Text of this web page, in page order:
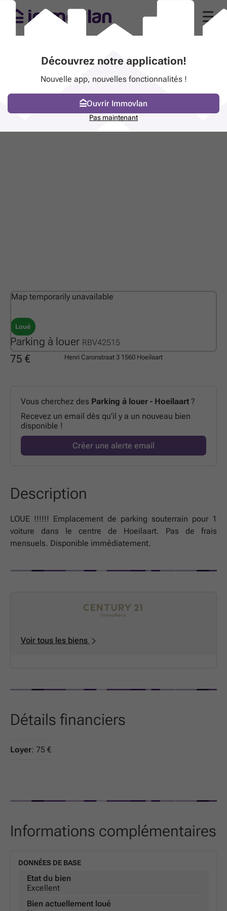
Parking à louer RBV42515
Loué
75 €
Map temporarily unavailable
Henri Caronstraat 3 1560 Hoeilaart
Vous cherchez des Parking à louer - Hoeilaart ?
Recevez un email dès qu’il y a un nouveau bien
disponible !
Créer une alerte email
Description
LOUE !!!!!! Emplacement de parking souterrain pour 1
voiture dans le centre de Hoeilaart. Pas de frais
mensuels. Disponible immédiatement.
Voir tous les biens
Détails financiers
Loyer: 75 €
Informations complémentaires
DONNÉES DE BASE
Etat du bien
Excellent
Bien actuellement loué
Découvrez notre application!
Nouvelle app, nouvelles fonctionnalités !
Ouvrir Immovlan
Pas maintenant